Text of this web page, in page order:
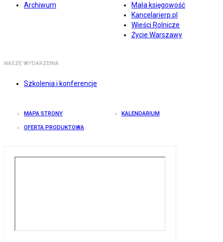
Archiwum
Mała księgowość
Kancelarierp.pl
Wieści Rolnicze
Życie Warszawy
NASZE WYDARZENIA
Szkolenia i konferencje
MAPA STRONY KALENDARIUM
OFERTA PRODUKTOWA